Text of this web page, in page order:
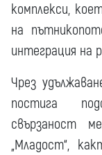
комплекси,
на
интеграция на
Чрез
постига
свързаност
„Младост“,